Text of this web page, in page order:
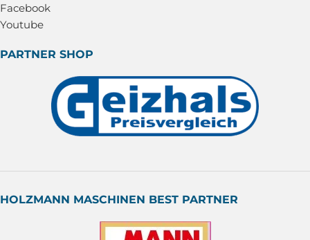
Facebook
Youtube
PARTNER SHOP
HOLZMANN MASCHINEN BEST PARTNER